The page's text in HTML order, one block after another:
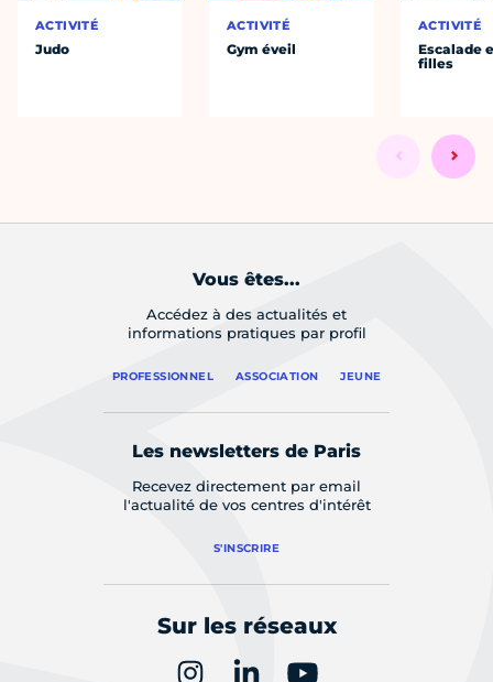
ACTIVITÉ
Judo
ACTIVITÉ
Gym éveil
ACTIVITÉ
Escalade
filles
Vous êtes...
Accédez à des actualités et
informations pratiques par profil
PROFESSIONNEL ASSOCIATION JEUNE
Les newsletters de Paris
Recevez directement par email
l'actualité de vos centres d'intérêt
S'INSCRIRE
Sur les réseaux